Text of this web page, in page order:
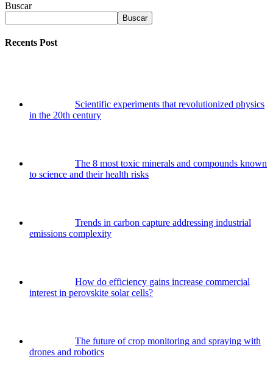
Buscar
Buscar
Recents Post
Scientific experiments that revolutionized physics
in the 20th century
The 8 most toxic minerals and compounds known
to science and their health risks
Trends in carbon capture addressing industrial
emissions complexity
How do efficiency gains increase commercial
interest in perovskite solar cells?
The future of crop monitoring and spraying with
drones and robotics